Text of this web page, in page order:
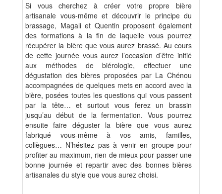
Si vous cherchez à créer votre propre bière
artisanale vous-même et découvrir le principe du
brassage, Magali et Quentin proposent également
des formations à la fin de laquelle vous pourrez
récupérer la bière que vous aurez brassé. Au cours
de cette journée vous aurez l’occasion d’être initié
aux méthodes de biérologie, effectuer une
dégustation des bières proposées par La Chénou
accompagnées de quelques mets en accord avec la
bière, posées toutes les questions qui vous passent
par la tête… et surtout vous ferez un brassin
jusqu’au début de la fermentation. Vous pourrez
ensuite faire déguster la bière que vous aurez
fabriqué vous-même à vos amis, familles,
collègues… N’hésitez pas à venir en groupe pour
profiter au maximum, rien de mieux pour passer une
bonne journée et repartir avec des bonnes bières
artisanales du style que vous aurez choisi.